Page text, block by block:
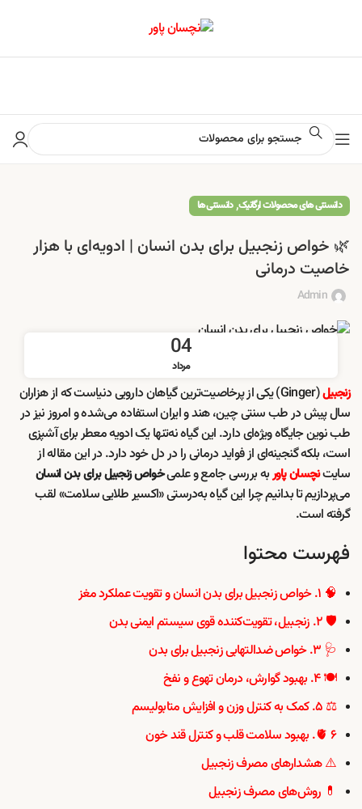
دانستنی های محصولات ارگانیک,دانستنی ها
🌿 خواص زنجبیل برای بدن انسان | ادویه‌ای با هزار
خاصیت درمانی
Admin
04
مرداد
زنجبیل
(Ginger) یکی از پرخاصیت‌ترین گیاهان دارویی دنیاست که از هزاران
سال پیش در طب سنتی چین، هند و ایران استفاده می‌شده و امروز نیز در
طب نوین جایگاه ویژه‌ای دارد. این گیاه نه‌تنها یک ادویه معطر برای آشپزی
است، بلکه گنجینه‌ای از فواید درمانی را در دل خود دارد. در این مقاله از
سایتنچسان پاوربه بررسی جامع و علمیخواص زنجبیل برای بدن انسان
می‌پردازیم تا بدانیم چرا این گیاه به‌درستی «اکسیر طلایی سلامت» لقب
گرفته است.
فهرست محتوا
🧠 ۱. خواص زنجبیل برای بدن انسان و تقویت عملکرد مغز
🛡️ ۲. زنجبیل، تقویت‌کننده قوی سیستم ایمنی بدن
🩺 ۳. خواص ضدالتهابی زنجبیل برای بدن
🍽️ ۴. بهبود گوارش، درمان تهوع و نفخ
⚖️ ۵. کمک به کنترل وزن و افزایش متابولیسم
🫀 ۶. بهبود سلامت قلب و کنترل قند خون
⚠️ هشدارهای مصرف زنجبیل
💊 روش‌های مصرف زنجبیل